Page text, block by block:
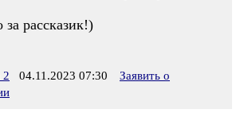
за рассказик!)
04.11.2023 07:30
Заявить о